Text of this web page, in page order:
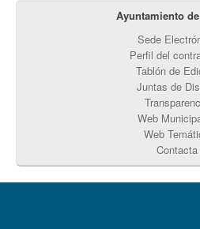
Ayuntamiento
Sede
Perfil del
Tablón de
Juntas de
Web
Web
Contacta